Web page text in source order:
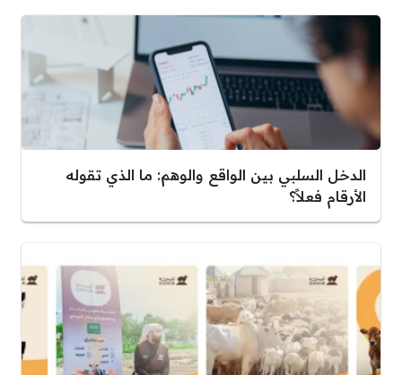
الدخل السلبي بين الواقع والوهم: ما الذي تقوله
الأرقام فعلاً؟